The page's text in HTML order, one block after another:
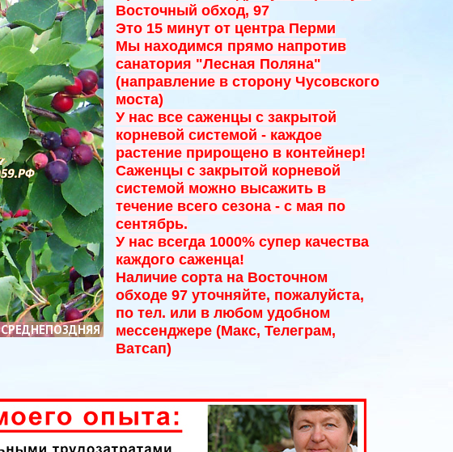
Восточный обход, 97
Это 15 минут от центра Перми
Мы находимся прямо напротив
санатория "Лесная Поляна"
(направление в сторону Чусовского
моста)
У нас все саженцы с закрытой
корневой системой - каждое
растение прирощено в контейнер!
Саженцы с закрытой корневой
системой можно высажить в
течение всего сезона - с мая по
сентябрь.
У нас всегда 1000% супер качества
каждого саженца!
Наличие сорта на Восточном
обходе 97 уточняйте, пожалуйста,
по тел. или в любом удобном
мессенджере (Макс, Телеграм,
Ватсап)
СРЕДНЕПОЗДНЯЯ